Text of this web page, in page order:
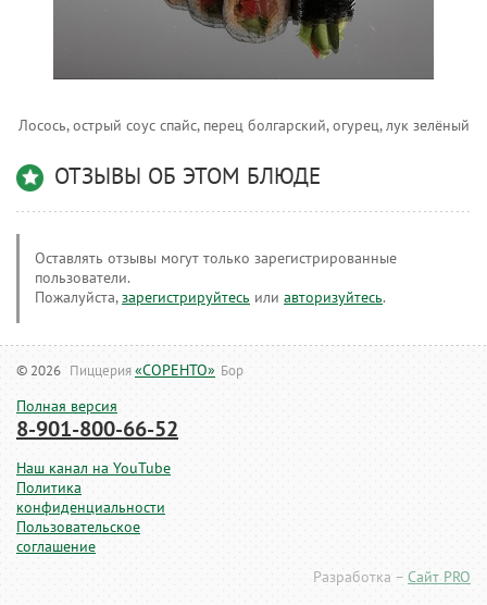
Лосось, острый соус спайс, перец болгарский, огурец, лук зелёный
ОТЗЫВЫ ОБ ЭТОМ БЛЮДЕ
Оставлять отзывы могут только зарегистрированные
пользователи.
Пожалуйста,зарегистрируйтесь или авторизуйтесь.
© 2026 Пиццерия«СОРЕНТО» Бор
Полная версия
8-901-800-66-52
Наш канал на YouTube
Политика
конфиденциальности
Пользовательское
соглашение
Разработка – Сайт PRO